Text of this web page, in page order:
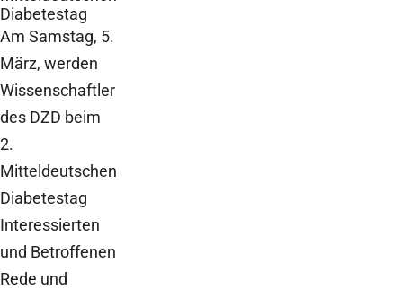
Diabetestag
Am Samstag, 5.
März, werden
Wissenschaftler
des DZD beim
2.
Mitteldeutschen
Diabetestag
Interessierten
und Betroffenen
Rede und